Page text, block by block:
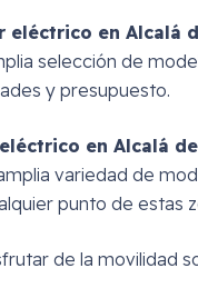
eléctrico en Alcalá
selección de
y presupuesto.
en Alcalá
variedad de
punto de estas
de la movilidad